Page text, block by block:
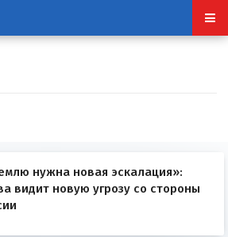
нужна новая эскалация»:
видит новую угрозу со стороны